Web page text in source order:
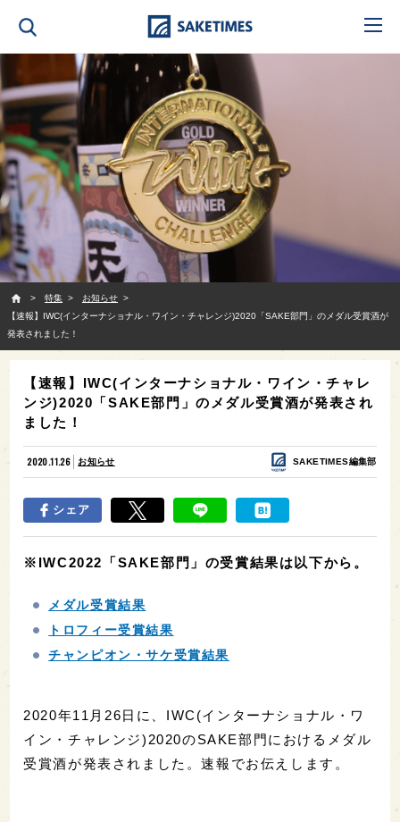
特集
お知らせ
【速報】IWC(インターナショナル・ワイン・チャレンジ)2020「SAKE部門」のメダル受賞酒が
発表されました！
【速報】IWC(インターナショナル・ワイン・チャレ
ンジ)2020「SAKE部門」のメダル受賞酒が発表され
ました！
2020.11.26 お知らせ SAKETIMES編集部
シェア
※IWC2022「SAKE部門」の受賞結果は以下から。
メダル受賞結果
トロフィー受賞結果
チャンピオン・サケ受賞結果
2020年11月26日に、IWC(インターナショナル・ワ
イン・チャレンジ)2020のSAKE部門におけるメダル
受賞酒が発表されました。速報でお伝えします。